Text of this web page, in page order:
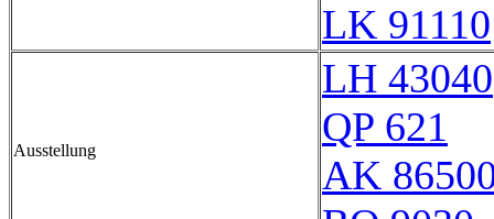
LK 91110
Ausstellung
LH 43040
QP 621
AK